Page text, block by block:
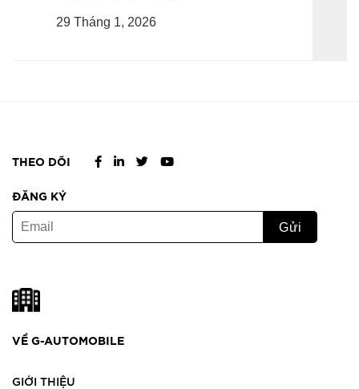
29 Tháng 1, 2026
THEO DÕI
ĐĂNG KÝ
VỀ G-AUTOMOBILE
GIỚI THIỆU